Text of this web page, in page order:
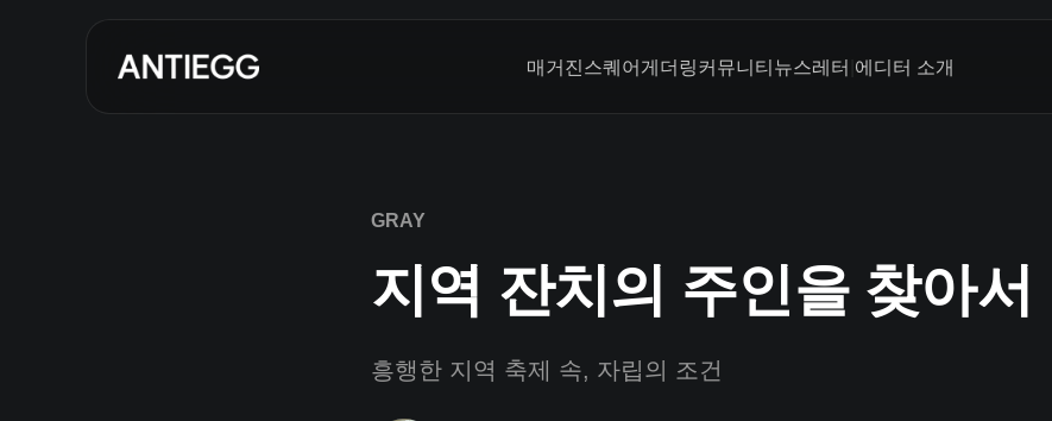
매거진 스퀘어 게더링커뮤니티 뉴스레터 에디터 소개
GRAY
지역 잔치의 주인을 찾아서
흥행한 지역 축제 속, 자립의 조건